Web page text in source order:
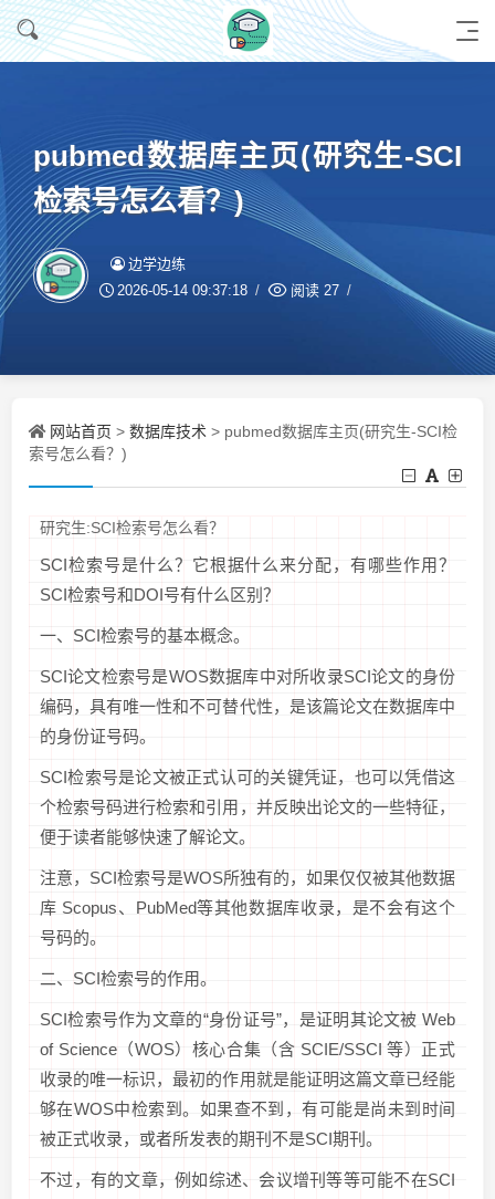
pubmed数据库主页(研究生-SCI
检索号怎么看？)
边学边练
2026-05-14 09:37:18 阅读 27
网站首页 > 数据库技术 > pubmed数据库主页(研究生-SCI检
索号怎么看？)
研究生:SCI检索号怎么看？
SCI检索号是什么？它根据什么来分配，有哪些作用？
SCI检索号和DOI号有什么区别？
一、SCI检索号的基本概念。
SCI论文检索号是WOS数据库中对所收录SCI论文的身份
编码，具有唯一性和不可替代性，是该篇论文在数据库中
的身份证号码。
SCI检索号是论文被正式认可的关键凭证，也可以凭借这
个检索号码进行检索和引用，并反映出论文的一些特征，
便于读者能够快速了解论文。
注意，SCI检索号是WOS所独有的，如果仅仅被其他数据
库 Scopus、PubMed等其他数据库收录，是不会有这个
号码的。
二、SCI检索号的作用。
SCI检索号作为文章的“身份证号”，是证明其论文被 Web
of Science（WOS）核心合集（含 SCIE/SSCI 等）正式
收录的唯一标识，最初的作用就是能证明这篇文章已经能
够在WOS中检索到。如果查不到，有可能是尚未到时间
被正式收录，或者所发表的期刊不是SCI期刊。
不过，有的文章，例如综述、会议增刊等等可能不在SCI